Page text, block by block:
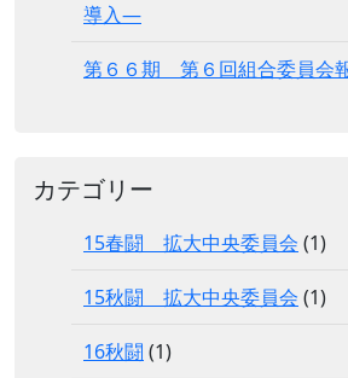
導入―
第６６期 第６回組合委員会
カテゴリー
15春闘 拡大中央委員会 (1)
15秋闘 拡大中央委員会 (1)
16秋闘 (1)